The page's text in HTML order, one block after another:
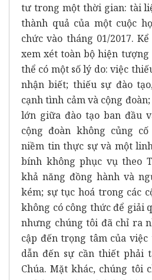
tư trong một thời gian: tài
thành quả của một cuộc
chức vào tháng 01/2017.
xem xét toàn bộ hiện
thể có một số lý do: việc
nhận biết; thiếu sự đào
cạnh tình cảm và cộng
lớn giữa đào tạo ban đầu
cộng đoàn không củng
niềm tin thực sự và một
bính không phục vụ theo
khả năng đồng hành và
kém; sự tục hoá trong các
không có công thức để giải
nhưng chúng tôi đã chỉ ra
cập đến trọng tâm của việc
dẫn đến sự cần thiết phải
Chúa. Mặt khác, chúng tôi